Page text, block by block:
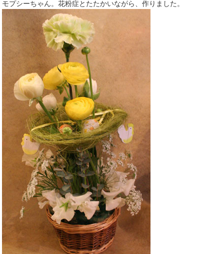
モプシーちゃん。花粉症とたたかいながら、作りました。